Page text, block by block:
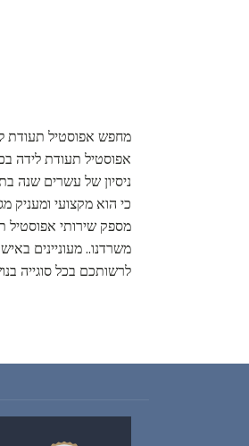
מחפש אפוסטיל תעודת
אפוסטיל תעודת לידה
ניסיון של עשרים שנה
כי הוא מקצועי ומעניק
מספק שירותי אפוסטיל
משרדנו.. מעוניינים
לרשותכם בכל סוגייה